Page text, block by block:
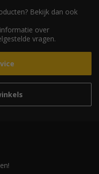
Bekijk dan ook
over
vragen.